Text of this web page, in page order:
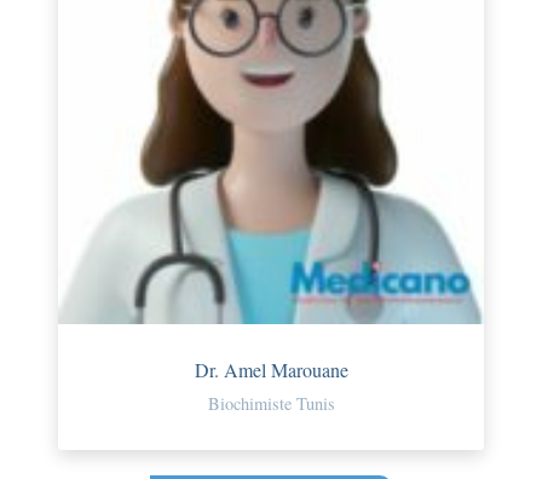
Dr. Amel Marouane
Biochimiste Tunis